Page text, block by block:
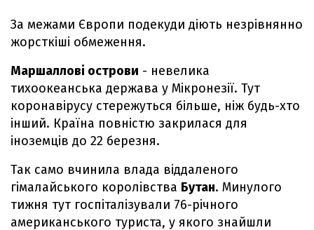
За межами Європи подекуди діють незрівнянно
жорсткіші обмеження.
Маршаллові острови - невелика
тихоокеанська держава у Мікронезії. Тут
коронавірусу стережуться більше, ніж будь-хто
інший. Країна повністю закрилася для
іноземців до 22 березня.
Так само вчинила влада віддаленого
гімалайського королівства Бутан. Минулого
тижня тут госпіталізували 76-річного
американського туриста, у якого знайшли